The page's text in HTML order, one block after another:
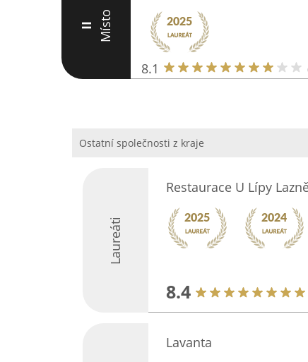
II Místo
8.1
Ostatní společnosti z kraje
Laureáti
Restaurace U Lípy
8.4
Lavanta